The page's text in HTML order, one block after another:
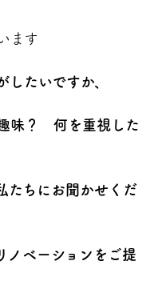
ます
したいですか、
味？ 何を重視した
たちにお聞かせくだ
ノベーションをご提